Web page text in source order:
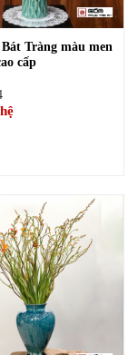
Tràng màu men
cấp